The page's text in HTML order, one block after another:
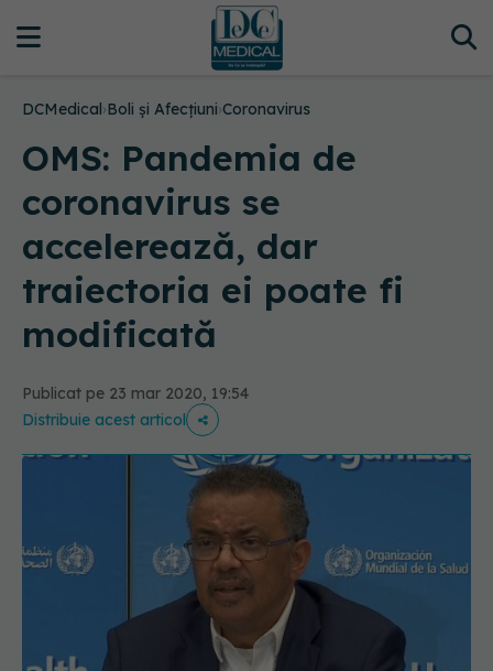
DCMedical›Boli și Afecțiuni›Coronavirus
OMS: Pandemia de
coronavirus se
accelerează, dar
traiectoria ei poate fi
modificată
Publicat pe 23 mar 2020, 19:54
Distribuie acest articol